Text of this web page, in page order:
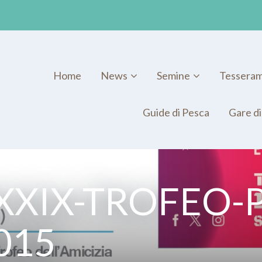
Home News Semine
Guide di Pesca Gare
TROFEO-